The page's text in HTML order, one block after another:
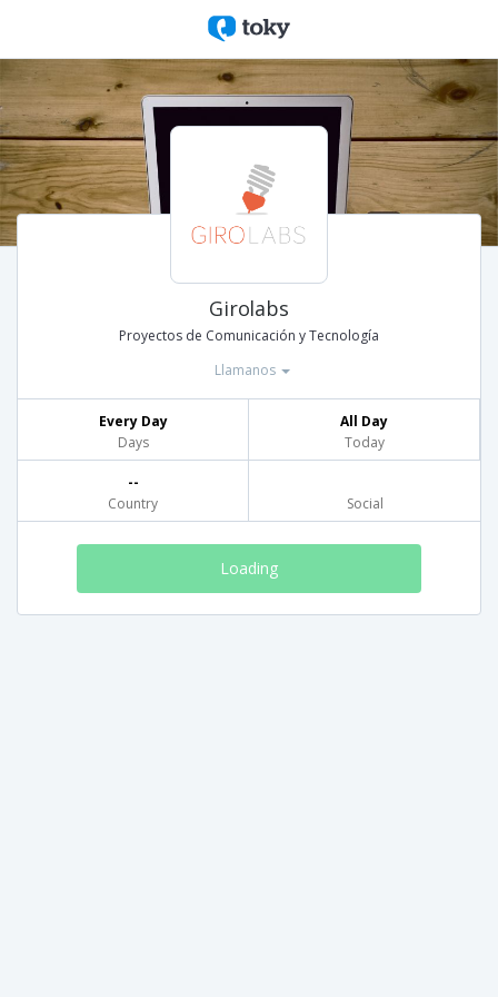
Girolabs
Proyectos de Comunicación y Tecnología
Llamanos
Every Day
Days
All Day
Today
--
Country
Social
Loading